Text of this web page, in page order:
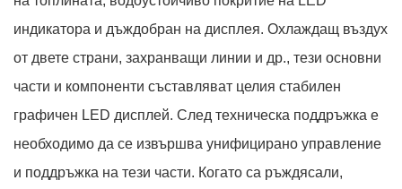
индикатора и дъждобран на дисплея. Охлаждащ въздух
от двете страни, захранващи линии и др., тези основни
части и компоненти съставляват целия стабилен
графичен LED дисплей. След техническа поддръжка е
необходимо да се извършва унифицирано управление
и поддръжка на тези части. Когато са ръждясали,